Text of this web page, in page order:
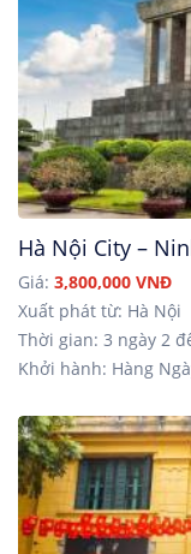
Hà Nội City –
Giá: 3,800,000 VNĐ
Xuất phát từ: Hà Nội
Thời gian: 3 ngày 2
Khởi hành: Hàng